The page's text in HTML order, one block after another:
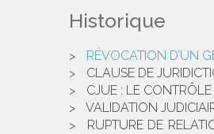
Historique
RÉVOCATION D’UN
CLAUSE DE
CJUE : LE
VALIDATION
RUPTURE DE